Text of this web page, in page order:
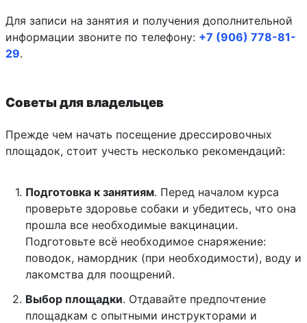
Для записи на занятия и получения дополнительной
информации звоните по телефону: +7 (906) 778-81-
29.
Советы для владельцев
Прежде чем начать посещение дрессировочных
площадок, стоит учесть несколько рекомендаций:
Подготовка к занятиям. Перед началом курса
проверьте здоровье собаки и убедитесь, что она
прошла все необходимые вакцинации.
Подготовьте всё необходимое снаряжение:
поводок, намордник (при необходимости), воду и
лакомства для поощрений.
Выбор площадки. Отдавайте предпочтение
площадкам с опытными инструкторами и